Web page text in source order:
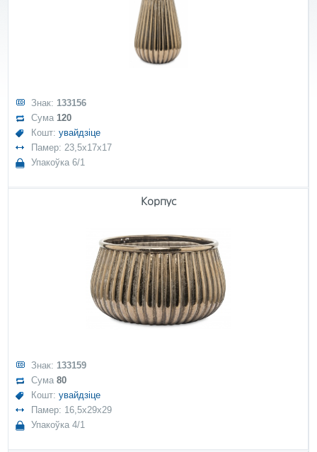
Знак: 133156
Сума120
Кошт:увайдзіце
Памер: 23,5x17x17
Упакоўка 6/1
Корпус
Знак: 133159
Сума80
Кошт:увайдзіце
Памер: 16,5x29x29
Упакоўка 4/1